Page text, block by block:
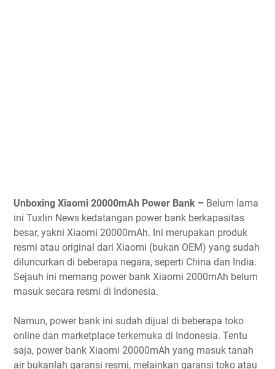
Unboxing Xiaomi 20000mAh Power Bank – Belum lama
ini Tuxlin News kedatangan power bank berkapasitas
besar, yakni Xiaomi 20000mAh. Ini merupakan produk
resmi atau original dari Xiaomi (bukan OEM) yang sudah
diluncurkan di beberapa negara, seperti China dan India.
Sejauh ini memang power bank Xiaomi 2000mAh belum
masuk secara resmi di Indonesia.
Namun, power bank ini sudah dijual di beberapa toko
online dan marketplace terkemuka di Indonesia. Tentu
saja, power bank Xiaomi 20000mAh yang masuk tanah
air bukanlah garansi resmi, melainkan garansi toko atau